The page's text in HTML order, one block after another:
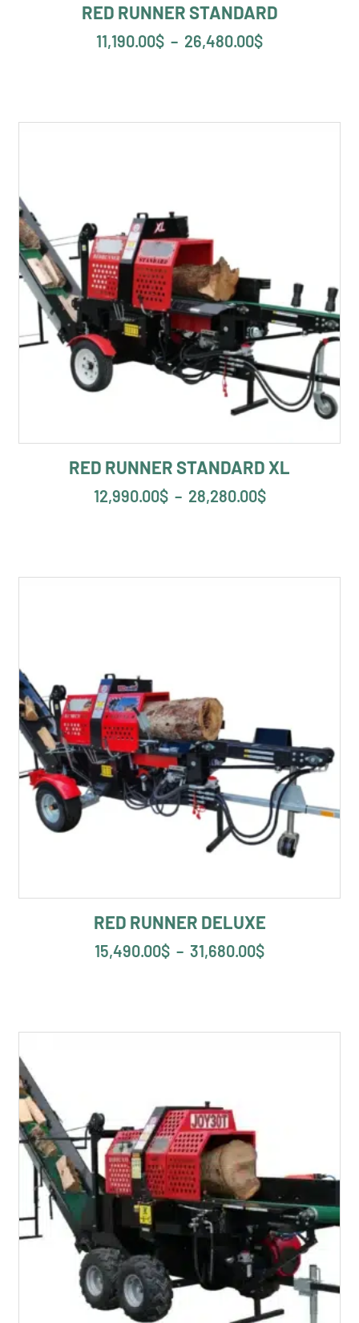
RED RUNNER STANDARD
11,190.00$ – 26,480.00$
RED RUNNER STANDARD XL
12,990.00$ – 28,280.00$
RED RUNNER DELUXE
15,490.00$ – 31,680.00$